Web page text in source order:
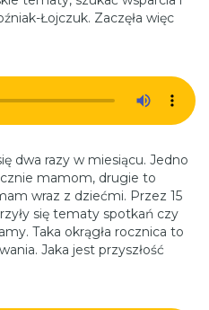
Łojczuk. Zaczęła więc
dwa razy w miesiącu. Jedno
mamom, drugie to
wraz z dziećmi. Przez 15
się tematy spotkań czy
Taka okrągła rocznica to
Jaka jest przyszłość